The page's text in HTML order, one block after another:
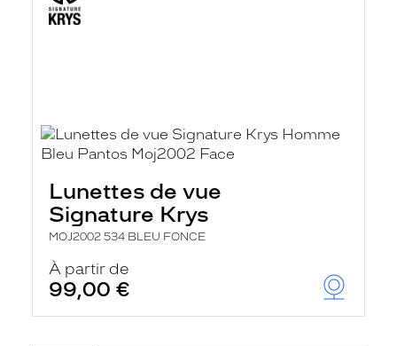
Lunettes de vue
Signature Krys
MOJ2002 534 BLEU FONCE
À partir de
99,00 €